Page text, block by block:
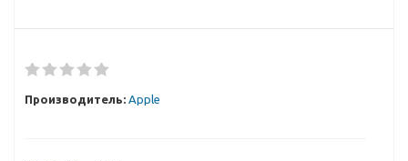
Производитель: Apple